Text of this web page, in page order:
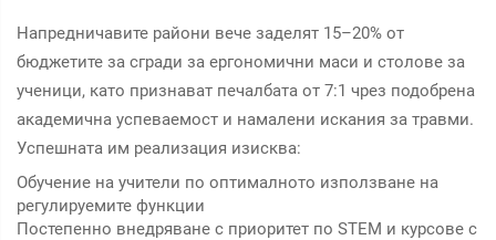
Напредничавите райони вече заделят 15–20% от
бюджетите за сгради за ергономични маси и столове за
ученици, като признават печалбата от 7:1 чрез подобрена
академична успеваемост и намалени искания за травми.
Успешната им реализация изисква:
Обучение на учители по оптималното използване на
регулируемите функции
Постепенно внедряване с приоритет по STEM и курсове с